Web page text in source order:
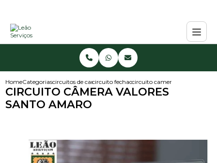
HomeCategoriascircuitos de camerascircuito fechado de camerascircuito camera valores santo
CIRCUITO CÂMERA VALORES
SANTO AMARO